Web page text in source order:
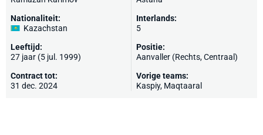
Nationaliteit:
Kazachstan
Leeftijd:
27 jaar (5 jul. 1999)
Contract tot:
31 dec. 2024
Interlands:
5
Positie:
Aanvaller (Rechts, Centraal)
Vorige teams:
Kaspiy, Maqtaaral